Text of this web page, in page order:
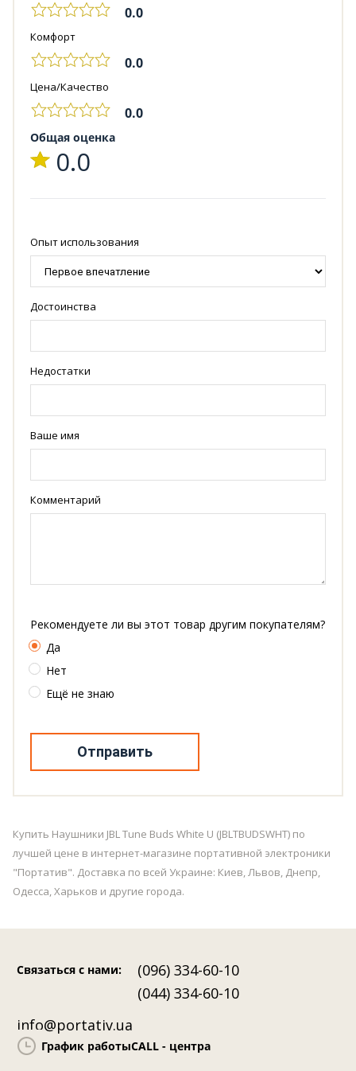
0.0
Комфорт
0.0
Цена/Качество
0.0
Общая оценка
0.0
Опыт использования
Достоинства
Недостатки
Ваше имя
Комментарий
Рекомендуете ли вы этот товар другим покупателям?
Да
Нет
Ещё не знаю
Отправить
Купить Наушники JBL Tune Buds White U (JBLTBUDSWHT) по
лучшей цене в интернет-магазине портативной электроники
"Портатив". Доставка по всей Украине: Киев, Львов, Днепр,
Одесса, Харьков и другие города.
Связаться с нами:
(096) 334-60-10
(044) 334-60-10
info@portativ.ua
График работыCALL - центра